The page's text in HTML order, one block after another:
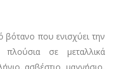
βότανο που ενισχύει την
σε μεταλλικά